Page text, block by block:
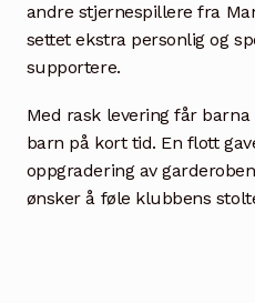
andre stjernespillere fra
settet ekstra personlig og
supportere.
Med rask levering får
barn på kort tid. En flott
oppgradering av
ønsker å føle klubbens